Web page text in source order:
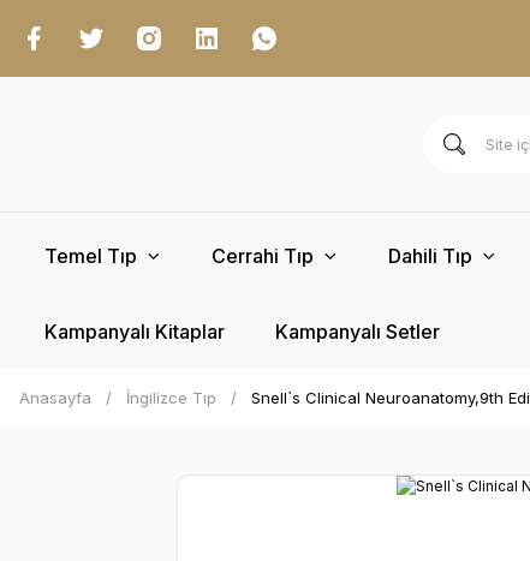
Temel Tıp Cerrahi Tıp Dahili Tıp
Kampanyalı Kitaplar Kampanyalı Setler
Anasayfa İngilizce Tıp Snell`s Clinical Neuroanatomy,9th